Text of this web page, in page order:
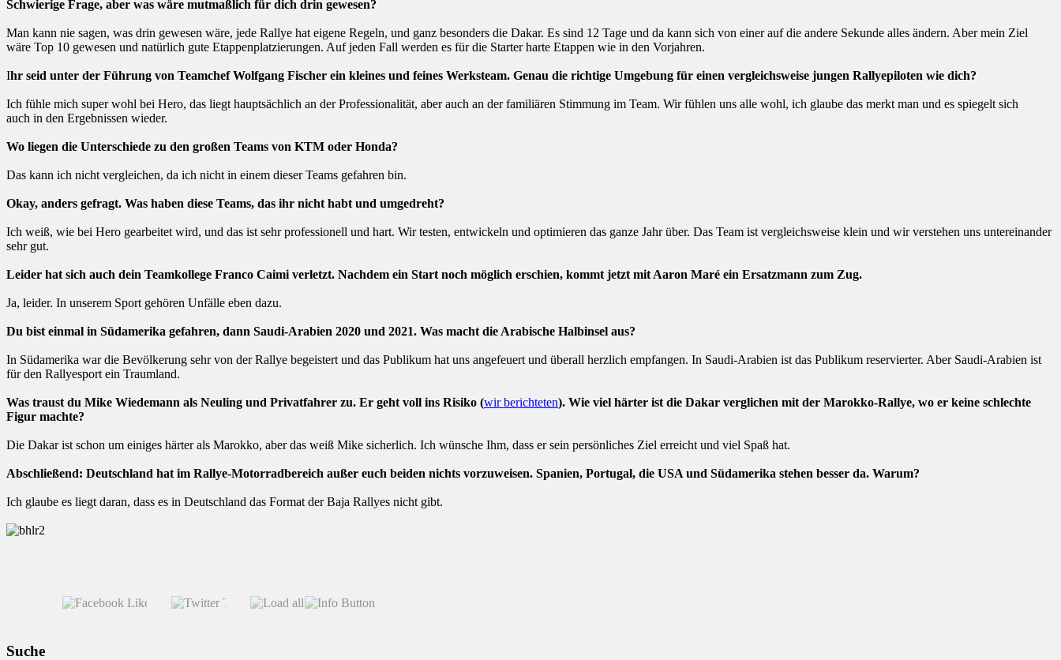
Schwierige Frage, aber was wäre mutmaßlich für dich drin gewesen?
Man kann nie sagen, was drin gewesen wäre, jede Rallye hat eigene Regeln, und ganz besonders die Dakar. Es sind 12 Tage und da kann sich von einer auf die andere Sekunde alles ändern. Aber mein Ziel
wäre Top 10 gewesen und natürlich gute Etappenplatzierungen. Auf jeden Fall werden es für die Starter harte Etappen wie in den Vorjahren.
Ihr seid unter der Führung von Teamchef Wolfgang Fischer ein kleines und feines Werksteam. Genau die richtige Umgebung für einen vergleichsweise jungen Rallyepiloten wie dich?
Ich fühle mich super wohl bei Hero, das liegt hauptsächlich an der Professionalität, aber auch an der familiären Stimmung im Team. Wir fühlen uns alle wohl, ich glaube das merkt man und es spiegelt sich
auch in den Ergebnissen wieder.
Wo liegen die Unterschiede zu den großen Teams von KTM oder Honda?
Das kann ich nicht vergleichen, da ich nicht in einem dieser Teams gefahren bin.
Okay, anders gefragt. Was haben diese Teams, das ihr nicht habt und umgedreht?
Ich weiß, wie bei Hero gearbeitet wird, und das ist sehr professionell und hart. Wir testen, entwickeln und optimieren das ganze Jahr über. Das Team ist vergleichsweise klein und wir verstehen uns untereinander
sehr gut.
Leider hat sich auch dein Teamkollege Franco Caimi verletzt. Nachdem ein Start noch möglich erschien, kommt jetzt mit Aaron Maré ein Ersatzmann zum Zug.
Ja, leider. In unserem Sport gehören Unfälle eben dazu.
Du bist einmal in Südamerika gefahren, dann Saudi-Arabien 2020 und 2021. Was macht die Arabische Halbinsel aus?
In Südamerika war die Bevölkerung sehr von der Rallye begeistert und das Publikum hat uns angefeuert und überall herzlich empfangen. In Saudi-Arabien ist das Publikum reservierter. Aber Saudi-Arabien ist
für den Rallyesport ein Traumland.
Was traust du Mike Wiedemann als Neuling und Privatfahrer zu. Er geht voll ins Risiko (wir berichteten). Wie viel härter ist die Dakar verglichen mit der Marokko-Rallye, wo er keine schlechte
Figur machte?
Die Dakar ist schon um einiges härter als Marokko, aber das weiß Mike sicherlich. Ich wünsche Ihm, dass er sein persönliches Ziel erreicht und viel Spaß hat.
Abschließend: Deutschland hat im Rallye-Motorradbereich außer euch beiden nichts vorzuweisen. Spanien, Portugal, die USA und Südamerika stehen besser da. Warum?
Ich glaube es liegt daran, dass es in Deutschland das Format der Baja Rallyes nicht gibt.
Suche